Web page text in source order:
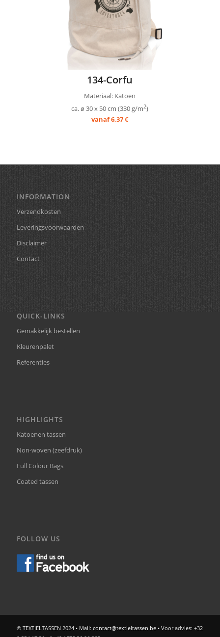
134-Corfu
Materiaal: Katoen
ca. ø 30 x 50 cm (330 g/m2)
vanaf 6,37 €
INFORMATION
Verzendkosten
Leveringsvoorwaarden
Disclaimer
Contact
QUICK-LINKS
Gemakkelijk bestellen
Kleurenpalet
Referenties
HIGHLIGHTS
Katoenen tassen
Non-woven (zeefdruk)
Full Colour Bags
Coated tassen
FOLLOW US
© TEXTIELTASSEN 2024 • Mail: contact@textieltassen.be• Voor advies: +32